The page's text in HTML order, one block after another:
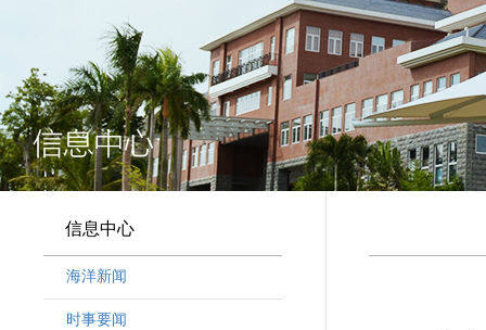
信息中心
海洋新闻
时事要闻